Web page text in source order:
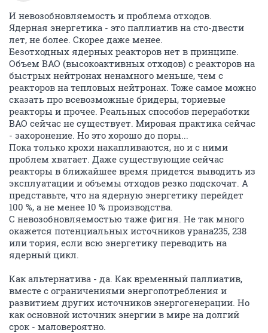
И невозобновляемость и проблема отходов.
Ядерная энергетика - это паллиатив на сто-двести
лет, не более. Скорее даже менее.
Безотходных ядерных реакторов нет в принципе.
Объем ВАО (высокоактивных отходов) с реакторов на
быстрых нейтронах ненамного меньше, чем с
реакторов на тепловых нейтронах. Тоже самое можно
сказать про всевозможные бридеры, ториевые
реакторы и прочее. Реальных способов переработки
ВАО сейчас не существует. Мировая практика сейчас
- захоронение. Но это хорошо до поры...
Пока только крохи накапливаются, но и с ними
проблем хватает. Даже существующие сейчас
реакторы в ближайшее время придется выводить из
эксплуатации и объемы отходов резко подскочат. А
представьте, что на ядерную энергетику перейдет
100 %, а не менее 10 % производства.
С невозобновляемостью таже фигня. Не так много
окажется потенциальных источников урана235, 238
или тория, если всю энергетику переводить на
ядерный цикл.
Как альтернатива - да. Как временный паллиатив,
вместе с ограничениями энергопотребления и
развитием других источников энергогенерации. Но
как основной источник энергии в мире на долгий
срок - маловероятно.